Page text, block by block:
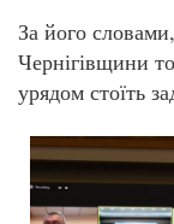
За його
Чернігівщини
урядом стоїть